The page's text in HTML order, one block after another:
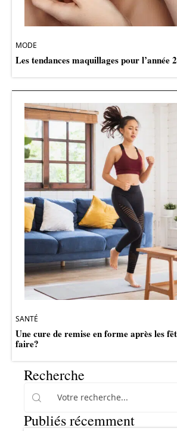
MODE
Les tendances maquillages pour l’année
SANTÉ
Une cure de remise en forme après les
faire?
Recherche
Publiés récemment